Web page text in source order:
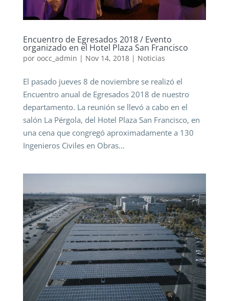
Encuentro de Egresados 2018 / Evento
organizado en el Hotel Plaza San Francisco
por oocc_admin | Nov 14, 2018| Noticias
El pasado jueves 8 de noviembre se realizó el
Encuentro anual de Egresados 2018 de nuestro
departamento. La reunión se llevó a cabo en el
salón La Pérgola, del Hotel Plaza San Francisco, en
una cena que congregó aproximadamente a 130
Ingenieros Civiles en Obras...